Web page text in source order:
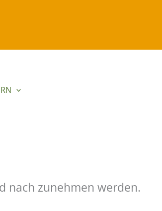
nach zunehmen werden.